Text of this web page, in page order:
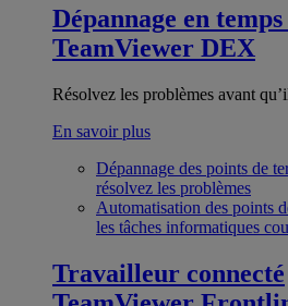
Dépannage en
TeamViewer DEX
Résolvez les problèmes avant
En savoir plus
Dépannage des points de
résolvez les problèmes
Automatisation des points
les tâches informatiques
Travailleur connecté